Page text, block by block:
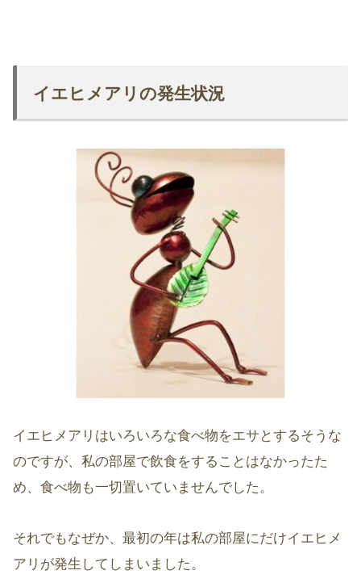
イエヒメアリの発生状況
イエヒメアリはいろいろな食べ物をエサとするそうな
のですが、私の部屋で飲食をすることはなかったた
め、食べ物も一切置いていませんでした。
それでもなぜか、最初の年は私の部屋にだけイエヒメ
アリが発生してしまいました。